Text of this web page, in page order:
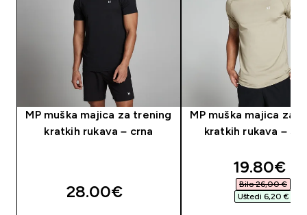
MP muška majica za trening
kratkih rukava – crna
28.00€‎
MP muška majica za
kratkih rukava –
19.80€‎
Bilo 26,00 €‎
Uštedi 6,20 €‎